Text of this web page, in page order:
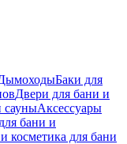
Баки для
Двери для бани и
сауныАксессуары
бани и
косметика для бани